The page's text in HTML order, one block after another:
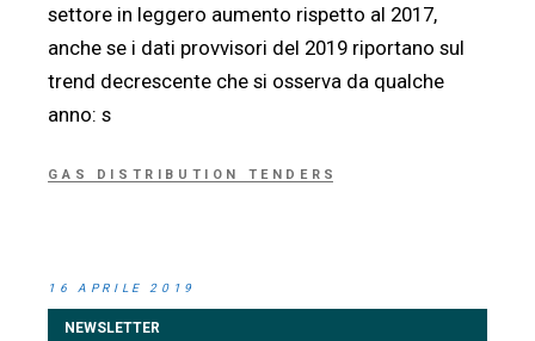
settore in leggero aumento rispetto al 2017,
anche se i dati provvisori del 2019 riportano sul
trend decrescente che si osserva da qualche
anno: s
GAS DISTRIBUTION TENDERS
16 APRILE 2019
NEWSLETTER